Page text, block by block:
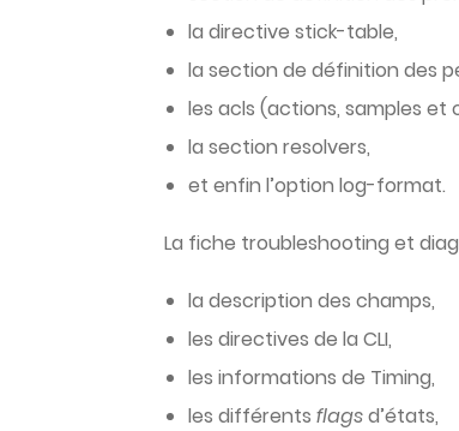
la directive stick-table,
la section de définition des
les acls (actions, samples et
la section resolvers,
et enfin l’option log-format.
La fiche troubleshooting et
la description des champs,
les directives de la CLI,
les informations de Timing,
les différents flagsd’états,